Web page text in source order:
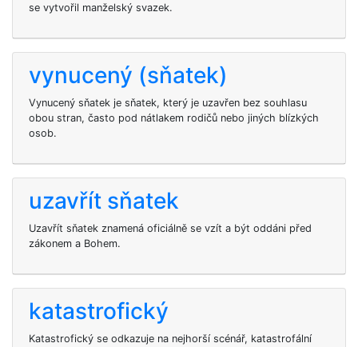
se vytvořil manželský svazek.
vynucený (sňatek)
Vynucený sňatek je sňatek, který je uzavřen bez souhlasu
obou stran, často pod nátlakem rodičů nebo jiných blízkých
osob.
uzavřít sňatek
Uzavřít sňatek znamená oficiálně se vzít a být oddáni před
zákonem a Bohem.
katastrofický
Katastrofický se odkazuje na nejhorší scénář, katastrofální